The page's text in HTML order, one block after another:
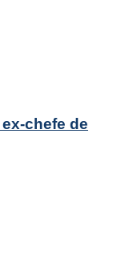
chefe de